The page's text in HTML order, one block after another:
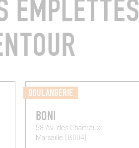
EMPLETTES
BOULANGERIE
BONI
58 Av. des Chartreux
Marseille (13004)